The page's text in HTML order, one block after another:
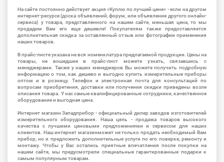
На сайте постоянно действует акция «Куплю по лучшей цене» - если на другом
интернет-ресурсе (доска объявлений, форум, или объявление другого онлайн-
сервиса) у товара, представленного на нашем сайте, меньшая цена, то мы
продадим Вам его еще дешевле! Покупателям также предоставляется
дополнительная скидка за оставленный отзыв или фотографии применения
наших товаров.
В прайс-листе указана не вся номенклатура предлагаемой продукции. Цены на
товары, не вошедшие в прайс-лист можете узнать, связавшись с
менеджерами. Также у наших менеджеров Вы можете получить подробную
информацию о том, как дешево и выгодно купить измерительные приборы
оптом и в розницу. Телефон и электронная почта для консультаций по
вопросам приобретения, доставки или получения скидки приведены возле
описания товара. У нас самые квалифицированные сотрудники, качественное
оборудование и выгодная цена.
Интернет магазин Западприбор - официальный дилер заводов изготовителей
измерительного оборудования. Наша цель - продажа товаров высокого
качества с лучшими ценовыми предложениями и сервисом для наших
клиентов. Наш интернет магазинможет не только продать необходимый Вам
прибор, но и предложить дополнительные услуги по его поверке, ремонту и
монтажу. Чтобы у Вас остались приятные впечатления после покупки на
нашем сайте, мы предусмотрели специальные гарантированные подарки к
самым популярным товарам.